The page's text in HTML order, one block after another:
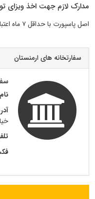
مدارک لازم جهت اخذ ویزای
اصل پاسپورت با حداقل ۷ ماه اعتبار
سفارتخانه های ارمنستان